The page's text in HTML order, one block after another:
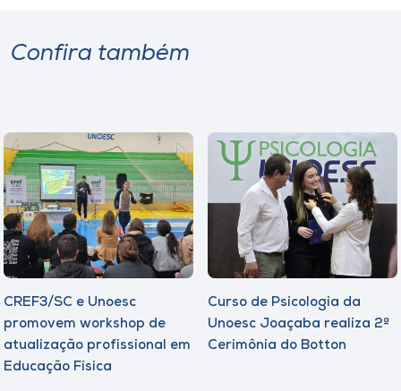
Confira também
CREF3/SC e Unoesc
promovem workshop de
atualização profissional em
Educação Física
Curso de Psicologia da
Unoesc Joaçaba realiza 2ª
Cerimônia do Botton